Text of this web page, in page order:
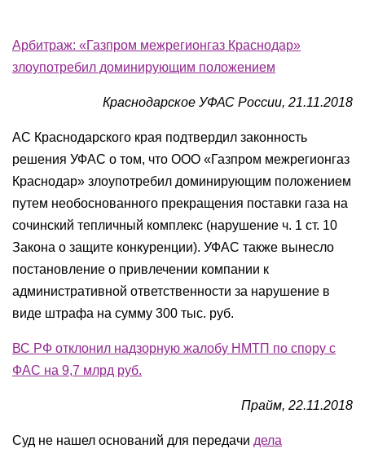
Арбитраж: «Газпром межрегионгаз Краснодар»
злоупотребил доминирующим положением
Краснодарское УФАС России, 21.11.2018
АС Краснодарского края подтвердил законность
решения УФАС о том, что ООО «Газпром межрегионгаз
Краснодар» злоупотребил доминирующим положением
путем необоснованного прекращения поставки газа на
сочинский тепличный комплекс (нарушение ч. 1 ст. 10
Закона о защите конкуренции). УФАС также вынесло
постановление о привлечении компании к
административной ответственности за нарушение в
виде штрафа на сумму 300 тыс. руб.
ВС РФ отклонил надзорную жалобу НМТП по спору с
ФАС на 9,7 млрд руб.
Прайм, 22.11.2018
Суд не нашел оснований для передачи дела